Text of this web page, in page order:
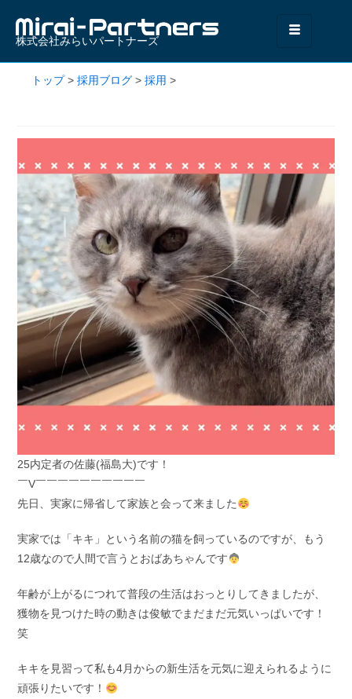
株式会社みらいパートナーズ
トップ> 採用ブログ > 採用 >
25内定者の佐藤(福島大)です！
￣V￣￣￣￣￣￣￣￣￣￣
先日、実家に帰省して家族と会って来ました
実家では「キキ」という名前の猫を飼っているのですが、もう
12歳なので人間で言うとおばあちゃんです
年齢が上がるにつれて普段の生活はおっとりしてきましたが、
獲物を見つけた時の動きは俊敏でまだまだ元気いっぱいです！
笑
キキを見習って私も4月からの新生活を元気に迎えられるように
頑張りたいです！